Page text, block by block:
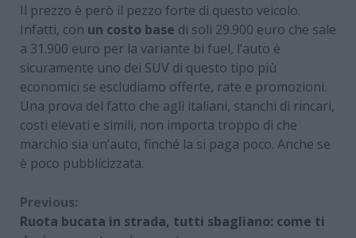
Il prezzo è però il pezzo forte di questo veicolo.
Infatti, con un costo base di soli 29.900 euro che sale
a 31.900 euro per la variante bi fuel, l’auto è
sicuramente uno dei SUV di questo tipo più
economici se escludiamo offerte, rate e promozioni.
Una prova del fatto che agli italiani, stanchi di rincari,
costi elevati e simili, non importa troppo di che
marchio sia un’auto, finché la si paga poco. Anche se
è poco pubblicizzata.
Continue
Previous:
Ruota bucata in strada, tutti sbagliano: come ti